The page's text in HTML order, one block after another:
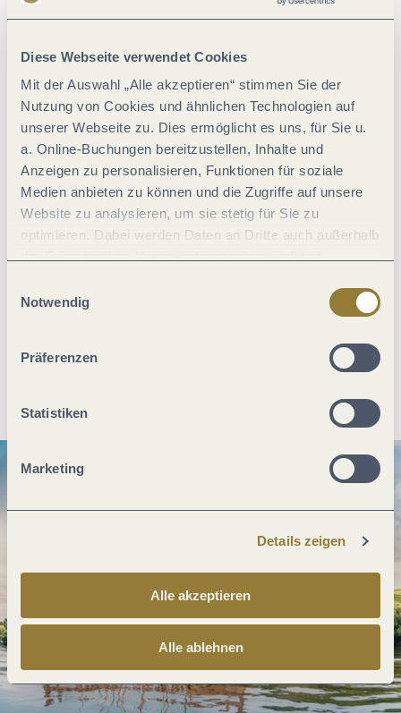
Diese Webseite verwendet Cookies
Mit der Auswahl „Alle akzeptieren“ stimmen Sie der
Nutzung von Cookies und ähnlichen Technologien auf
unserer Webseite zu. Dies ermöglicht es uns, für Sie u.
a. Online-Buchungen bereitzustellen, Inhalte und
Anzeigen zu personalisieren, Funktionen für soziale
Medien anbieten zu können und die Zugriffe auf unsere
Website zu analysieren, um sie stetig für Sie zu
optimieren. Dabei werden Daten an Dritte auch außerhalb
jederzeit widerrufen werden. Mit der Auswahl "Alle
ablehnen" kann es zu Beeinträchtigungen in der Nutzung
Notwendig
Präferenzen
Statistiken
Marketing
Details zeigen
Alle akzeptieren
Alle ablehnen
Zutaten
© Tourist Information Ferienland-Cochem
Historische Senfmühle